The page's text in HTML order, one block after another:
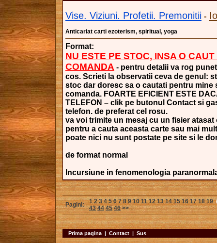
Vise. Viziuni. Profetii. Premonitii -
Anticariat carti ezoterism, spiritual, yoga
Format:
NU ESTE PE STOC, INSA O
COMANDA - pentru detalii va rog
cos. Scrieti la observatii ceva de genul:
stoc dar doresc sa o cautati pentru mine
comanda. FOARTE EFICIENT ESTE
TELEFON – clik pe butonul Contact si
telefon. de preferat cel rosu.
va voi trimite un mesaj cu un fisier
pentru a cauta aceasta carte sau mai
poate nici nu sunt postate pe site si le
de format normal
Incursiune in fenomenologia
Pagini: 1 2 3 4 5 6 7 8 9 10 11 12 13 14 15 16 17 18 19
43 44 45 46>>
Prima pagina | Contact | Sus